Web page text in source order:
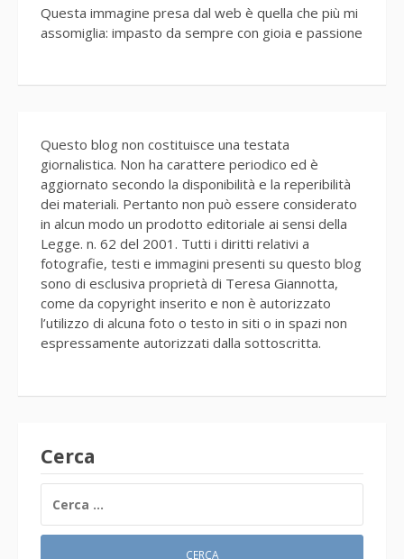
Questa immagine presa dal web è quella che più mi
assomiglia: impasto da sempre con gioia e passione
Questo blog non costituisce una testata
giornalistica. Non ha carattere periodico ed è
aggiornato secondo la disponibilità e la reperibilità
dei materiali. Pertanto non può essere considerato
in alcun modo un prodotto editoriale ai sensi della
Legge. n. 62 del 2001. Tutti i diritti relativi a
fotografie, testi e immagini presenti su questo blog
sono di esclusiva proprietà di Teresa Giannotta,
come da copyright inserito e non è autorizzato
l’utilizzo di alcuna foto o testo in siti o in spazi non
espressamente autorizzati dalla sottoscritta.
Cerca
PER: